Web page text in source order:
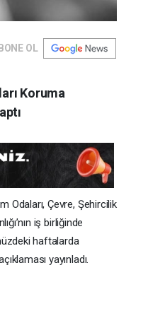
OL
Koruma
Odaları, Çevre, Şehircilik
iş birliğinde
haftalarda
yayınladı.